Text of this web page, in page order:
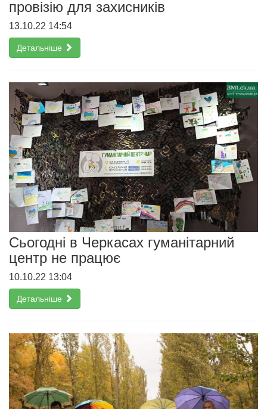
провізію для захисників
13.10.22 14:54
Детальніше
Сьогодні в Черкасах гуманітарний
центр не працює
10.10.22 13:04
Детальніше